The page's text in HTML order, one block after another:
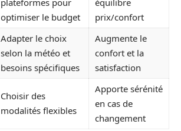
optimiser le budget
prix/confort
Adapter le choix
selon la météo et
besoins spécifiques
Augmente le
confort et la
satisfaction
Choisir des
modalités flexibles
Apporte sérénité
en cas de
changement